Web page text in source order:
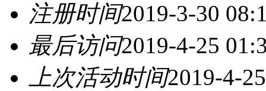
注册时间2019-3-30
最后访问2019-4-25
上次活动时间2019-4-